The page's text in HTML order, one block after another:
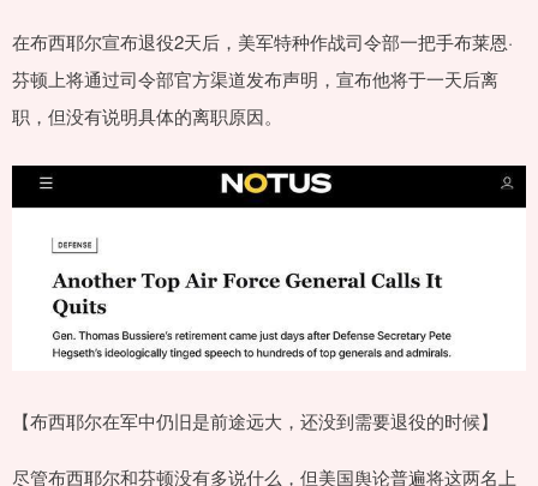
在布西耶尔宣布退役2天后，美军特种作战司令部一把手布莱恩·
芬顿上将通过司令部官方渠道发布声明，宣布他将于一天后离
职，但没有说明具体的离职原因。
【布西耶尔在军中仍旧是前途远大，还没到需要退役的时候】
尽管布西耶尔和芬顿没有多说什么，但美国舆论普遍将这两名上